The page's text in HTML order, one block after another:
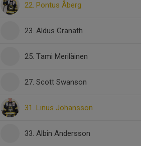
22. Pontus Åberg
23. Aldus Granath
25. Tami Meriläinen
27. Scott Swanson
31. Linus Johansson
33. Albin Andersson